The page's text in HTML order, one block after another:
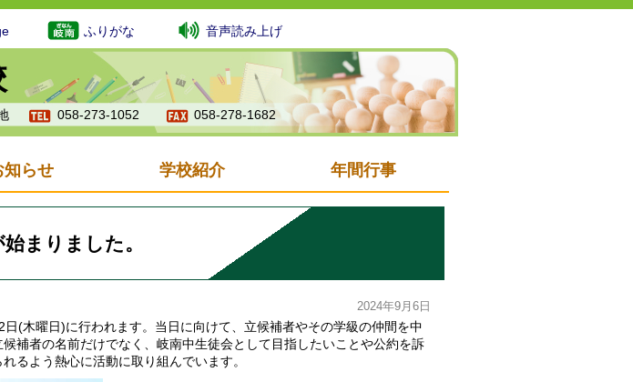
058-273-1052 058-278-1682
ふりがな 音声読み上げ
知らせ 学校紹介 年間行事
まりました。
2024年9月6日
(木曜日)に行われます。当日に向けて、立候補者やその学級の仲間を中
補者の名前だけでなく、岐南中生徒会として目指したいことや公約を訴
るよう熱心に活動に取り組んでいます。